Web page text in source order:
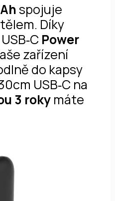
spojuje
Díky
Power
zařízení
do kapsy
USB‑C na
3 roky máte